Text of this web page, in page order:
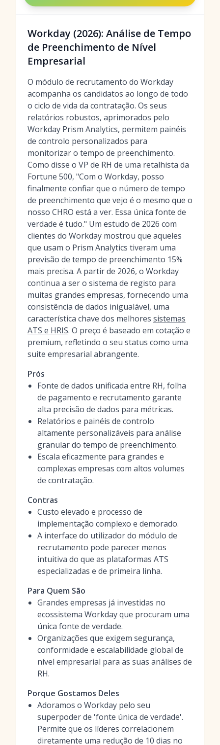
Workday (2026): Análise de Tempo
de Preenchimento de Nível
Empresarial
O módulo de recrutamento do Workday
acompanha os candidatos ao longo de todo
o ciclo de vida da contratação. Os seus
relatórios robustos, aprimorados pelo
Workday Prism Analytics, permitem painéis
de controlo personalizados para
monitorizar o tempo de preenchimento.
Como disse o VP de RH de uma retalhista da
Fortune 500, "Com o Workday, posso
finalmente confiar que o número de tempo
de preenchimento que vejo é o mesmo que o
nosso CHRO está a ver. Essa única fonte de
verdade é tudo." Um estudo de 2026 com
clientes do Workday mostrou que aqueles
que usam o Prism Analytics tiveram uma
previsão de tempo de preenchimento 15%
mais precisa. A partir de 2026, o Workday
continua a ser o sistema de registo para
muitas grandes empresas, fornecendo uma
consistência de dados inigualável, uma
característica chave dos melhores sistemas
ATS e HRIS. O preço é baseado em cotação e
premium, refletindo o seu status como uma
suite empresarial abrangente.
Prós
Fonte de dados unificada entre RH, folha
de pagamento e recrutamento garante
alta precisão de dados para métricas.
Relatórios e painéis de controlo
altamente personalizáveis para análise
granular do tempo de preenchimento.
Escala eficazmente para grandes e
complexas empresas com altos volumes
de contratação.
Contras
Custo elevado e processo de
implementação complexo e demorado.
A interface do utilizador do módulo de
recrutamento pode parecer menos
intuitiva do que as plataformas ATS
especializadas e de primeira linha.
Para Quem São
Grandes empresas já investidas no
ecossistema Workday que procuram uma
única fonte de verdade.
Organizações que exigem segurança,
conformidade e escalabilidade global de
nível empresarial para as suas análises de
RH.
Porque Gostamos Deles
Adoramos o Workday pelo seu
superpoder de 'fonte única de verdade'.
Permite que os líderes correlacionem
diretamente uma redução de 10 dias no